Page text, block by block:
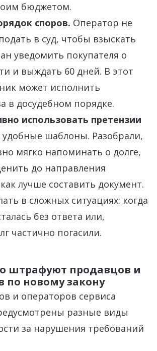
бюджетом.
споров. Оператор не
в суд, чтобы взыскать
уведомить покупателя о
и выждать 60 дней. В этот
может исполнить
в досудебном порядке.
использовать претензии
удобные шаблоны. Разобрали,
мягко напоминать о долге,
до направления
лучше составить документ.
в сложных ситуациях: когда
без ответа или,
частично погасили.
штрафуют продавцов и
по новому закону
и операторов сервиса
разные виды
за нарушения требований